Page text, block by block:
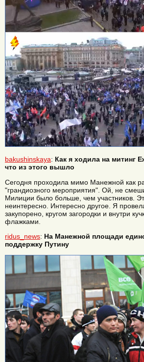
bakushinskaya: Как я ходила на митинг
что из этого вышло
Сегодня проходила мимо Манежной как
"грандиозного мероприятия". Ой, не
Милиции было больше, чем участников.
неинтересно. Интересно другое. Я
закупорено, кругом загородки и внутри
флажками.
ridus_news: На Манежной площади
поддержку Путину